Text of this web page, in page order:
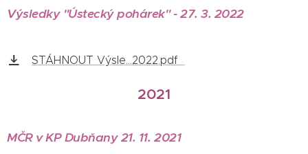
Výsledky "Ústecký pohárek" - 27. 3. 2022
STÁHNOUT Výsle...2022.pdf
2021
MČR v KP Dubňany 21. 11. 2021